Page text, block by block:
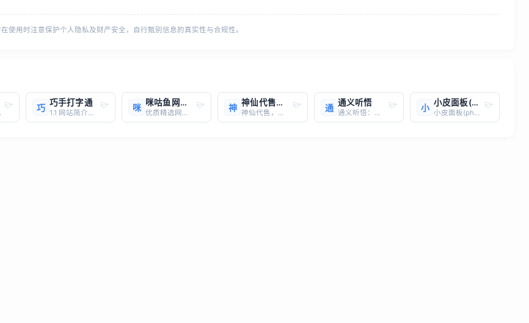
用时注意保护个人隐私及财产安全，自行甄别信息的真实性与合规性。
即可快速获取上传速度、下载速度、延迟、丢
巧 巧手打字通
1.1 网站简介巧手打字通（https://laidazi.com）是一款专为初学者设计的在线打字练习网站，以其友好的界面和丰富的练习内容深受家长和孩子们的喜爱。平台提供了从基础到高级的多种练习模式，适合不同年龄段的孩子使用。1.2 主要特点儿童友好界面：界面设计简洁明了，色彩鲜艳，
咪 咪咕鱼网址导航
优质精选网站，一键直达
神 神仙代售官网网址：https://www.sxds.com/
神仙代售，专注于游戏账号交易平台多年，具有完整的交易流程以及处理找回售后的经验，提供网游手游账号交易代售服务。天龙八部账号交易，三国谋策天下账号出售，DNF手游买卖交易，地下城与勇士手游卖号回收等。神仙代售多层次的安全措施，包括账号验证、数据加密、防欺诈系统等，以保护玩家的账号免受恶意破坏和盗窃。
通 通义听悟
通义听悟：你的音视频内容AI助手网址： https://tingwu.aliyun.com/简介：通义听悟是阿里云推出的一款聚焦音视频内容的工作学习AI助手。它依托强大的大模型技术，致力于帮助用户高效记录、整理和分析音视频内容，让音视频信息处理更便捷、更智能。核心功能：
小 小皮面板(phpstudy)：让服务器环境配置变得简单
小皮面板(phpstudy)：让服务器环境配置变得简单！还在为服务器环境配置而烦恼吗？ 小皮面板(phpstudy) 是您的最佳选择！这是一款专为 Windows 和 Linux 系统设计的服务器运维管理面板，致力于让服务器环境配置变得简单、高效、安全。小皮面板(phpstudy) 拥有